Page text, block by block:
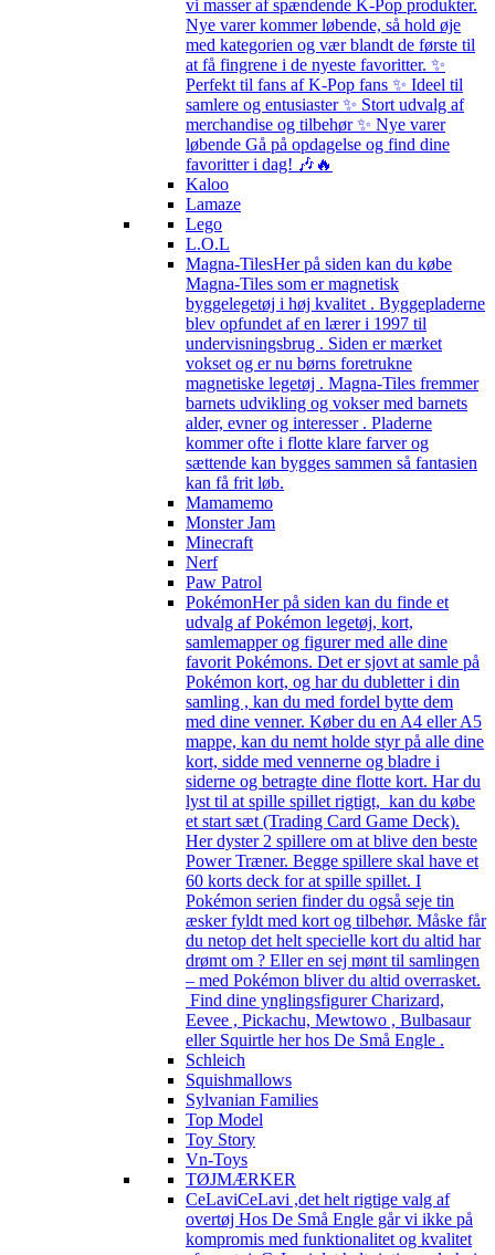
vi masser af spændende K-Pop produkter.
Nye varer kommer løbende, så hold øje
med kategorien og vær blandt de første til
at få fingrene i de nyeste favoritter. ✨
Perfekt til fans af K-Pop fans ✨ Ideel til
samlere og entusiaster ✨ Stort udvalg af
merchandise og tilbehør ✨ Nye varer
løbende Gå på opdagelse og find dine
favoritter i dag! 🎶🔥
Kaloo
Lamaze
Lego
L.O.L
Magna-TilesHer på siden kan du købe
Magna-Tiles som er magnetisk
byggelegetøj i høj kvalitet . Byggepladerne
blev opfundet af en lærer i 1997 til
undervisningsbrug . Siden er mærket
vokset og er nu børns foretrukne
magnetiske legetøj . Magna-Tiles fremmer
barnets udvikling og vokser med barnets
alder, evner og interesser . Pladerne
kommer ofte i flotte klare farver og
sættende kan bygges sammen så fantasien
kan få frit løb.
Mamamemo
Monster Jam
Minecraft
Nerf
Paw Patrol
PokémonHer på siden kan du finde et
udvalg af Pokémon legetøj, kort,
samlemapper og figurer med alle dine
favorit Pokémons. Det er sjovt at samle på
Pokémon kort, og har du dubletter i din
samling , kan du med fordel bytte dem
med dine venner. Køber du en A4 eller A5
mappe, kan du nemt holde styr på alle dine
kort, sidde med vennerne og bladre i
siderne og betragte dine flotte kort. Har du
lyst til at spille spillet rigtigt, kan du købe
et start sæt (Trading Card Game Deck).
Her dyster 2 spillere om at blive den beste
Power Træner. Begge spillere skal have et
60 korts deck for at spille spillet. I
Pokémon serien finder du også seje tin
æsker fyldt med kort og tilbehør. Måske får
du netop det helt specielle kort du altid har
drømt om ? Eller en sej mønt til samlingen
– med Pokémon bliver du altid overrasket.
Find dine ynglingsfigurer Charizard,
Eevee , Pickachu, Mewtowo , Bulbasaur
eller Squirtle her hos De Små Engle .
Schleich
Squishmallows
Sylvanian Families
Top Model
Toy Story
Vn-Toys
TØJMÆRKER
CeLaviCeLavi ,det helt rigtige valg af
overtøj Hos De Små Engle går vi ikke på
kompromis med funktionalitet og kvalitet